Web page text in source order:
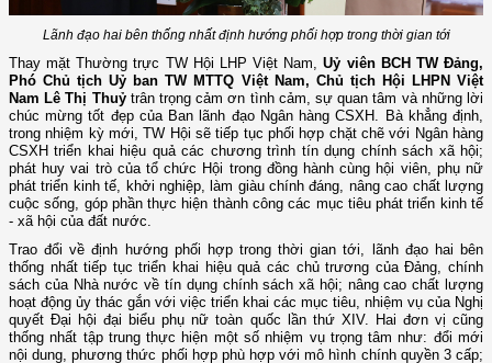
Lãnh đạo hai bên thống nhất định hướng phối hợp trong thời gian tới
Thay mặt Thường trực TW Hội LHP Việt Nam,Uỷ viên BCH TW Đảng,
Phó Chủ tịch Uỷ ban TW MTTQ Việt Nam, Chủ tịch Hội LHPN Việt
Nam Lê Thị Thuỷ trân trọng cảm ơn tình cảm, sự quan tâm và những lời
chúc mừng tốt đẹp của Ban lãnh đạo Ngân hàng CSXH. Bà khẳng định,
trong nhiệm kỳ mới, TW Hội sẽ tiếp tục phối hợp chặt chẽ với Ngân hàng
CSXH triển khai hiệu quả các chương trình tín dụng chính sách xã hội;
phát huy vai trò của tổ chức Hội trong đồng hành cùng hội viên, phụ nữ
phát triển kinh tế, khởi nghiệp, làm giàu chính đáng, nâng cao chất lượng
cuộc sống, góp phần thực hiện thành công các mục tiêu phát triển kinh tế
- xã hội của đất nước.
Trao đổi về định hướng phối hợp trong thời gian tới, lãnh đạo hai bên
thống nhất tiếp tục triển khai hiệu quả các chủ trương của Đảng, chính
sách của Nhà nước về tín dụng chính sách xã hội; nâng cao chất lượng
hoạt động ủy thác gắn với việc triển khai các mục tiêu, nhiệm vụ của Nghị
quyết Đại hội đại biểu phụ nữ toàn quốc lần thứ XIV. Hai đơn vị cũng
thống nhất tập trung thực hiện một số nhiệm vụ trọng tâm như: đổi mới
nội dung, phương thức phối hợp phù hợp với mô hình chính quyền 3 cấp;